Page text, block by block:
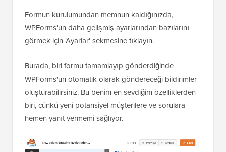
Formun kurulumundan memnun kaldığınızda,
WPForms'un daha gelişmiş ayarlarından bazılarını
görmek için 'Ayarlar' sekmesine tıklayın.
Burada, biri formu tamamlayıp gönderdiğinde
WPForms'un otomatik olarak göndereceği bildirimler
oluşturabilirsiniz. Bu benim en sevdiğim özelliklerden
biri, çünkü yeni potansiyel müşterilere ve sorulara
hemen yanıt vermemi sağlıyor.